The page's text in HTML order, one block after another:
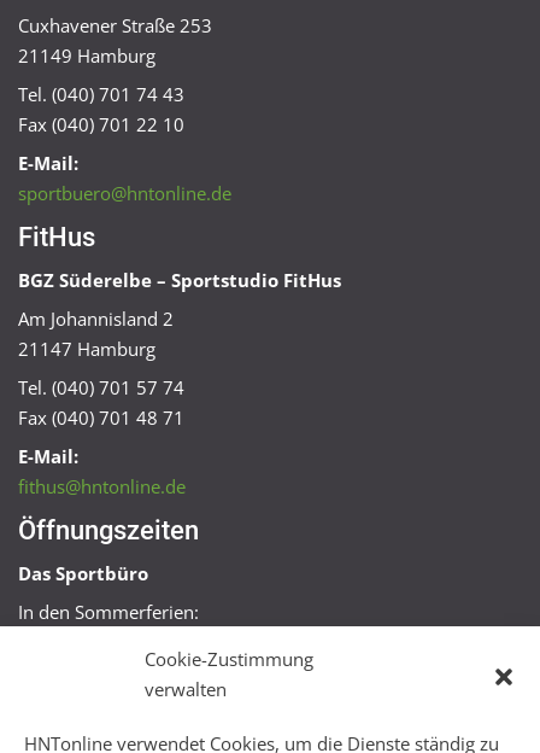
Cookie-Zustimmung
verwalten
HNTonline verwendet Cookies, um die Dienste ständig zu
Cuxhavener Straße 253
21149 Hamburg
Tel. (040) 701 74 43
Fax (040) 701 22 10
E-Mail:
sportbuero@hntonline.de
FitHus
BGZ Süderelbe – Sportstudio FitHus
Am Johannisland 2
21147 Hamburg
Tel. (040) 701 57 74
Fax (040) 701 48 71
E-Mail:
fithus@hntonline.de
Öffnungszeiten
Das Sportbüro
In den Sommerferien:
Mo + Mi 16:00 – 18:00 Uhr